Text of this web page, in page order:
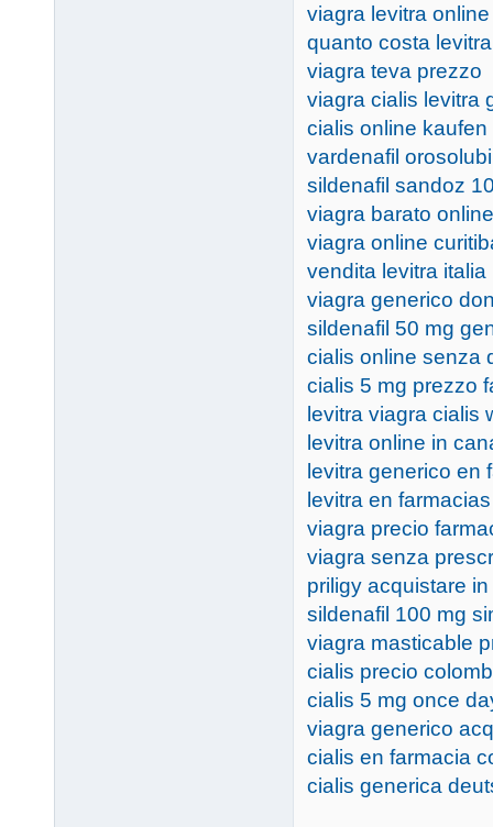
viagra levitra online
quanto costa
viagra teva prezzo
viagra cialis levitra
cialis online kaufen
vardenafil
sildenafil sandoz
viagra barato online
viagra online
vendita levitra italia
viagra generico
sildenafil 50 mg
cialis online senza
cialis 5 mg prezzo
levitra viagra cialis
levitra online in
levitra generico en
levitra en
viagra precio
viagra senza
priligy acquistare in
sildenafil 100 mg
viagra masticable
cialis precio
cialis 5 mg once
viagra generico
cialis en farmacia
cialis generica